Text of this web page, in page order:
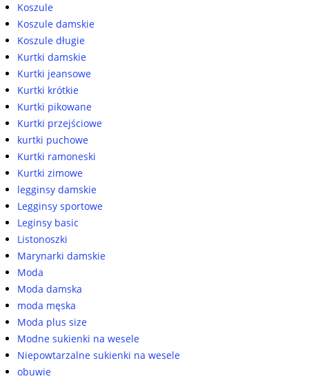
Koszule
Koszule damskie
Koszule długie
Kurtki damskie
Kurtki jeansowe
Kurtki krótkie
Kurtki pikowane
Kurtki przejściowe
kurtki puchowe
Kurtki ramoneski
Kurtki zimowe
legginsy damskie
Legginsy sportowe
Leginsy basic
Listonoszki
Marynarki damskie
Moda
Moda damska
moda męska
Moda plus size
Modne sukienki na wesele
Niepowtarzalne sukienki na wesele
obuwie